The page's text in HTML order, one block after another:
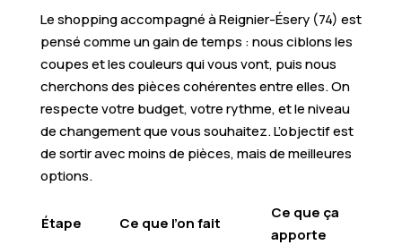
Le shopping accompagné à Reignier-Ésery (74) est
pensé comme un gain de temps : nous ciblons les
coupes et les couleurs qui vous vont, puis nous
cherchons des pièces cohérentes entre elles. On
respecte votre budget, votre rythme, et le niveau
de changement que vous souhaitez. L’objectif est
de sortir avec moins de pièces, mais de meilleures
options.
Étape Ce que l’on fait
Ce que ça
apporte